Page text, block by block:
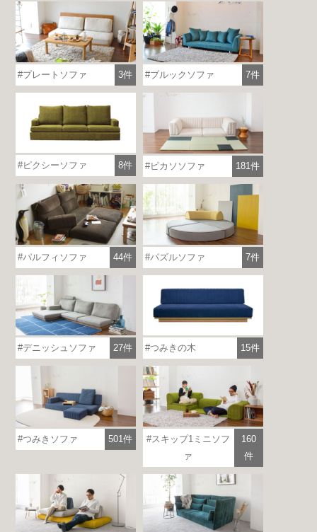
プレートソファ 3件 ブルックソファ 7件
ピクシーソファ 8件 ピカソソファ 181件
パルフィソファ 44件 パズルソファ 7件
デニッシュソファ 27件 つみきの木 15件
つみきソファ 501件
スキップ1ミニソフ
ァ
160
件